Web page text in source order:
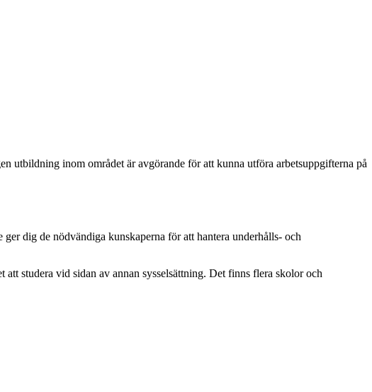
utbildning inom området är avgörande för att kunna utföra arbetsuppgifterna på
dig de nödvändiga kunskaperna för att hantera underhålls- och
studera vid sidan av annan sysselsättning. Det finns flera skolor och